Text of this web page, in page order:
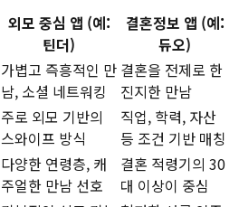
외모 중심 앱 (예:
틴더)
결혼정보 앱 (예:
듀오)
가볍고 즉흥적인 만
남, 소셜 네트워킹
결혼을 전제로 한
진지한 만남
주로 외모 기반의
스와이프 방식
직업, 학력, 자산
등 조건 기반 매칭
다양한 연령층, 캐
주얼한 만남 선호
결혼 적령기의 30
대 이상이 중심